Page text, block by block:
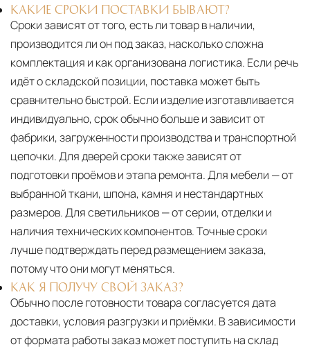
КАКИЕ СРОКИ ПОСТАВКИ БЫВАЮТ?
Сроки зависят от того, есть ли товар в наличии,
производится ли он под заказ, насколько сложна
комплектация и как организована логистика. Если речь
идёт о складской позиции, поставка может быть
сравнительно быстрой. Если изделие изготавливается
индивидуально, срок обычно больше и зависит от
фабрики, загруженности производства и транспортной
цепочки. Для дверей сроки также зависят от
подготовки проёмов и этапа ремонта. Для мебели — от
выбранной ткани, шпона, камня и нестандартных
размеров. Для светильников — от серии, отделки и
наличия технических компонентов. Точные сроки
лучше подтверждать перед размещением заказа,
потому что они могут меняться.
КАК Я ПОЛУЧУ СВОЙ ЗАКАЗ?
Обычно после готовности товара согласуется дата
доставки, условия разгрузки и приёмки. В зависимости
от формата работы заказ может поступить на склад